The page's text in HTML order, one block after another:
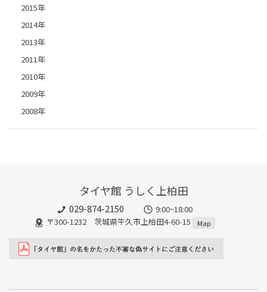
2015年
2014年
2013年
2011年
2010年
2009年
2008年
タイヤ館 うしく上柏田
029-874-2150
9:00~18:00
〒300-1232 茨城県牛久市上柏田4-60-15
Map